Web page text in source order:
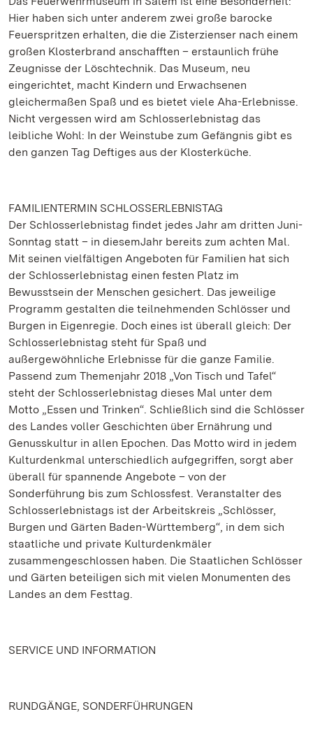
Hier haben sich unter anderem zwei große barocke
Feuerspritzen erhalten, die die Zisterzienser nach einem
großen Klosterbrand anschafften – erstaunlich frühe
Zeugnisse der Löschtechnik. Das Museum, neu
eingerichtet, macht Kindern und Erwachsenen
gleichermaßen Spaß und es bietet viele Aha-Erlebnisse.
Nicht vergessen wird am Schlosserlebnistag das
leibliche Wohl: In der Weinstube zum Gefängnis gibt es
den ganzen Tag Deftiges aus der Klosterküche.
FAMILIENTERMIN SCHLOSSERLEBNISTAG
Der Schlosserlebnistag findet jedes Jahr am dritten Juni-
Sonntag statt – in diesemJahr bereits zum achten Mal.
Mit seinen vielfältigen Angeboten für Familien hat sich
der Schlosserlebnistag einen festen Platz im
Bewusstsein der Menschen gesichert. Das jeweilige
Programm gestalten die teilnehmenden Schlösser und
Burgen in Eigenregie. Doch eines ist überall gleich: Der
Schlosserlebnistag steht für Spaß und
außergewöhnliche Erlebnisse für die ganze Familie.
Passend zum Themenjahr 2018 „Von Tisch und Tafel“
steht der Schlosserlebnistag dieses Mal unter dem
Motto „Essen und Trinken“. Schließlich sind die Schlösser
des Landes voller Geschichten über Ernährung und
Genusskultur in allen Epochen. Das Motto wird in jedem
Kulturdenkmal unterschiedlich aufgegriffen, sorgt aber
überall für spannende Angebote – von der
Sonderführung bis zum Schlossfest. Veranstalter des
Schlosserlebnistags ist der Arbeitskreis „Schlösser,
Burgen und Gärten Baden-Württemberg“, in dem sich
staatliche und private Kulturdenkmäler
zusammengeschlossen haben. Die Staatlichen Schlösser
und Gärten beteiligen sich mit vielen Monumenten des
Landes an dem Festtag.
SERVICE UND INFORMATION
RUNDGÄNGE, SONDERFÜHRUNGEN